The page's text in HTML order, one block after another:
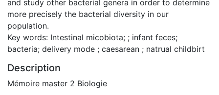
and study other bacterial genera in order to determine
more precisely the bacterial diversity in our
population.
Key words: Intestinal micobiota; ; infant feces;
bacteria; delivery mode ; caesarean ; natrual childbirt
Description
Mémoire master 2 Biologie